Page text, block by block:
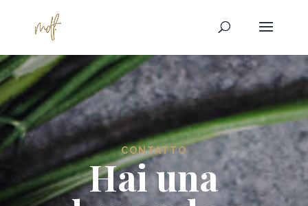
CONTATTO
Hai una